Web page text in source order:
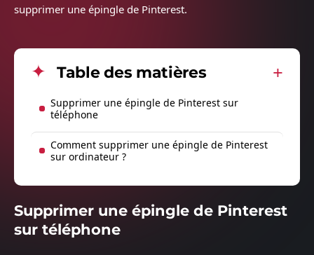
supprimer une épingle de Pinterest.
Table des matières
Supprimer une épingle de Pinterest sur
téléphone
Comment supprimer une épingle de Pinterest
sur ordinateur ?
Supprimer une épingle de Pinterest
sur téléphone